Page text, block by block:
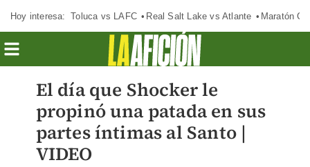
Hoy interesa: Toluca vs LAFC Real Salt Lake vs Atlante Maratón
El día que Shocker le
propinó una patada en sus
partes íntimas al Santo |
VIDEO